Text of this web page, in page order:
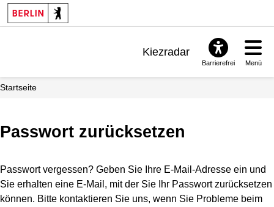
Kiezradar
Barrierefrei Menü
Startseite
Passwort zurücksetzen
Passwort vergessen? Geben Sie Ihre E-Mail-Adresse ein und
Sie erhalten eine E-Mail, mit der Sie Ihr Passwort zurücksetzen
können. Bitte kontaktieren Sie uns, wenn Sie Probleme beim